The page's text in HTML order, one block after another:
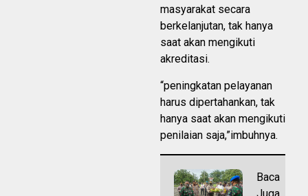
masyarakat secara
berkelanjutan, tak hanya
saat akan mengikuti
akreditasi.
“peningkatan pelayanan
harus dipertahankan, tak
hanya saat akan mengikuti
penilaian saja,”imbuhnya.
Baca
Juga